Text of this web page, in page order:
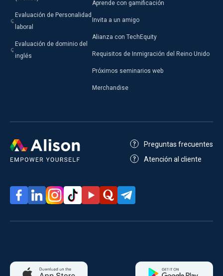
Evaluación de Personalidad
laboral
Evaluación de dominio del
inglés
Aprende con gamificación
Invita a un amigo
Alianza con TechEquity
Requisitos de Inmigración del Reino Unido
Próximos seminarios web
Merchandise
Preguntas frecuentes
Atención al cliente